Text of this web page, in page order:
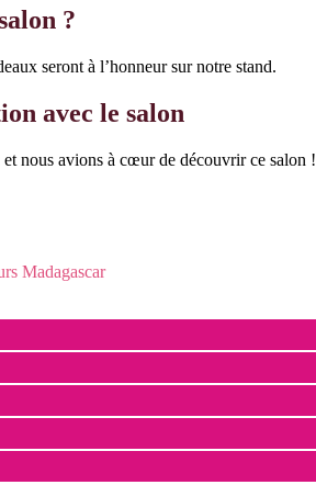
?
seront à l’honneur sur notre stand.
avec le salon
nous avions à cœur de découvrir ce salon !
Madagascar